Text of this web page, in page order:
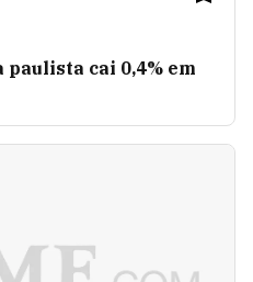
cai 0,4% em